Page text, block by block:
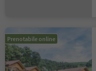
Prenotabile online